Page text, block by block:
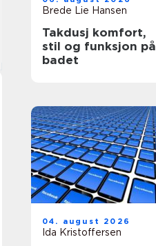
Brede Lie Hansen
Takdusj komfort,
stil og funksjon på
badet
04. august 2026
Ida Kristoffersen